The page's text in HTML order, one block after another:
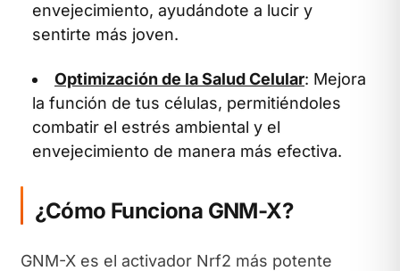
envejecimiento, ayudándote a lucir y
sentirte más joven.
Optimización de la Salud Celular: Mejora
la función de tus células, permitiéndoles
combatir el estrés ambiental y el
envejecimiento de manera más efectiva.
¿Cómo Funciona GNM-X?
GNM-X es el activador Nrf2 más potente